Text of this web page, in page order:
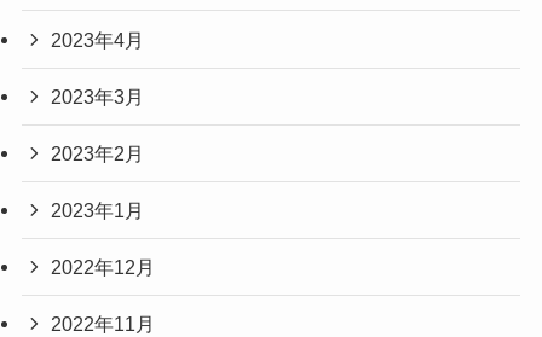
2023年4月
2023年3月
2023年2月
2023年1月
2022年12月
2022年11月